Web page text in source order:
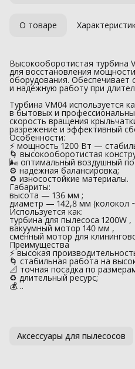
О товаре
Высокооборотистая турбина
для восстановления
оборудования. Обеспечивает
и надёжную работу при
Турбина VM04 используется
в бытовых и
скорость вращения
разрежение и эффективный
Особенности:
⚡ мощность 1200 Вт —
🌀 высокооборотистая
🌬 оптимальный воздушный
⚙️ надёжная балансировка;
♻️ износостойкие материалы.
Габариты:
высота — 136 мм ;
диаметр — 142,8 мм (колокол
Используется как:
турбина для пылесоса 1200W ,
вакуумный мотор 140 мм ,
сменный мотор для
Преимущества
⚡ высокая
🌀 стабильная работа на
📐 точная посадка по
♻️ длительный ресурс;
💰…
Аксессуары для пылесосов